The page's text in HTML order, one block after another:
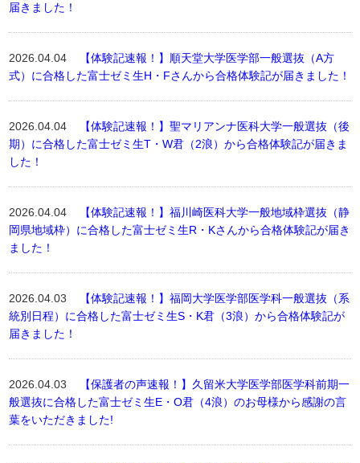
届きました！
2026.04.04
【体験記速報！】順天堂大学医学部一般選抜（A方
式）に合格した富士ゼミ生H・Fさんから合格体験記が届きました！
2026.04.04
【体験記速報！】聖マリアンナ医科大学一般選抜（後
期）に合格した富士ゼミ生T・W君（2浪）から合格体験記が届きま
した！
2026.04.04
【体験記速報！】福川崎医科大学一般地域枠選抜（静
岡県地域枠）に合格した富士ゼミ生R・Kさんから合格体験記が届き
ました！
2026.04.03
【体験記速報！】福岡大学医学部医学科一般選抜（系
統別日程）に合格した富士ゼミ生S・K君（3浪）から合格体験記が
届きました！
2026.04.03
【保護者の声速報！】久留米大学医学部医学科前期一
般選抜に合格した富士ゼミ生E・O君（4浪）のお母様から感謝の言
葉をいただきました!